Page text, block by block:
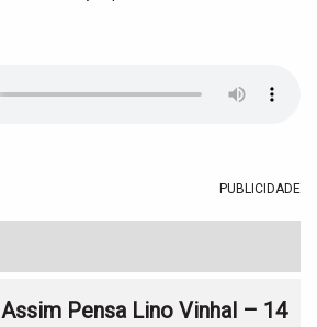
PUBLICIDADE
Assim Pensa Lino Vinhal – 14